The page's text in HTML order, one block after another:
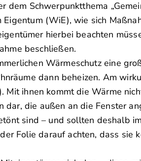
Schwerpunktthema
(WiE), wie sich
hierbei beachten
beschließen.
Wärmeschutz eine
dann beheizen. Am
ihnen kommt die Wärme
die außen an die Fenster
sind – und sollten deshalb
Folie darauf achten, dass sie